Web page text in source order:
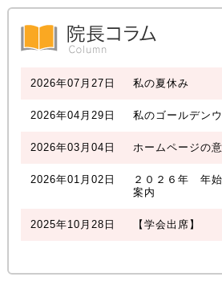
2026年07月27日 私の夏休み
2026年04月29日 私のゴールデン
2026年03月04日 ホームページの
2026年01月02日
２０２６年 年
案内
2025年10月28日 【学会出席】